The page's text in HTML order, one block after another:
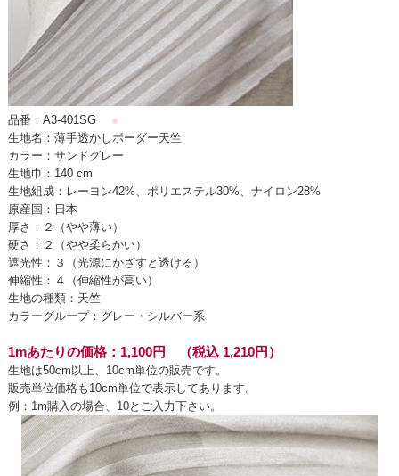
品番：A3-401SG●
生地名：薄手透かしボーダー天竺
カラー：サンドグレー
生地巾：140 cm
生地組成：レーヨン42%、ポリエステル30%、ナイロン28%
原産国：日本
厚さ：２（やや薄い）
硬さ：２（やや柔らかい）
遮光性：３（光源にかざすと透ける）
伸縮性：４（伸縮性が高い）
生地の種類：天竺
カラーグループ：グレー・シルバー系
1mあたりの価格：1,100円 （税込 1,210円）
生地は50cm以上、10cm単位の販売です。
販売単位価格も10cm単位で表示してあります。
例：1m購入の場合、10とご入力下さい。